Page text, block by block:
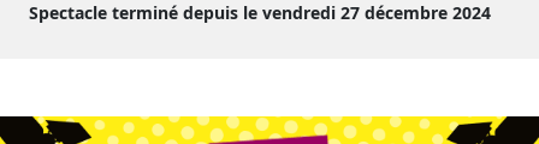
Spectacle terminé depuis le vendredi 27 décembre 2024